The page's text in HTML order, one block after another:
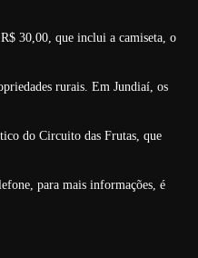
30,00, que inclui a camiseta, o
rurais. Em Jundiaí, os
do Circuito das Frutas, que
para mais informações, é